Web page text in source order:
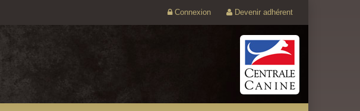
Connexion Devenir adhérent